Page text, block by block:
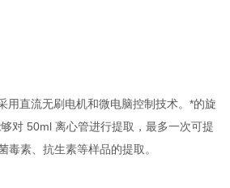
用直流无刷电机和微电脑控制技术。*的旋
对 50ml 离心管进行提取，最多一次可提
毒素、抗生素等样品的提取。